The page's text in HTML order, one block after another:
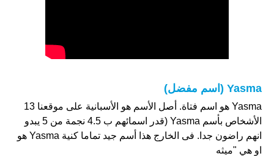
Yasma (اسم مفضل)
Yasma هو اسم فتاة. أصل الأسم هو الأسبانية على موقعنا 13
الأشخاص بأسم Yasma (قدر اسمائهم ب 4.5 نجمة من 5 يبدو
انهم راضون جدا. فى الخارج هذا أسم جيد تماما كنية Yasma هو
او هي "ميثه